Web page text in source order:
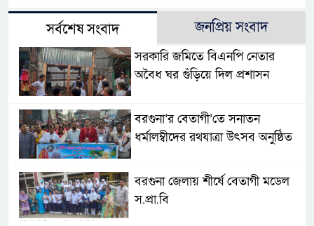
সর্বশেষ সংবাদ জনপ্রিয় সংবাদ
সরকারি জমিতে বিএনপি নেতার
অবৈধ ঘর গুঁড়িয়ে দিল প্রশাসন
বরগুনা’র বেতাগী’তে সনাতন
ধর্মালম্বীদের রথযাত্রা উৎসব অনুষ্ঠিত
বরগুনা জেলায় শীর্ষে বেতাগী মডেল
স.প্রা.বি